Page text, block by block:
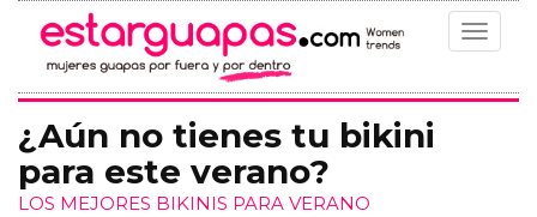
Toggle
¿Aún no tienes tu bikini
para este verano?
LOS MEJORES BIKINIS PARA VERANO